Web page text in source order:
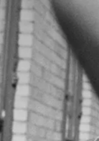
Dossiers
Tops
Interviews
Chroniques
Sorties
Newsletter